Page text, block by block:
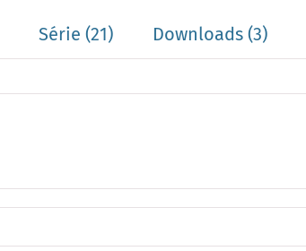
Série(21) Downloads (3)